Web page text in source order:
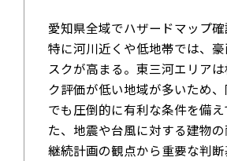
愛知県全域でハザードマップ確
特に河川近くや低地帯では、
スクが高まる。東三河エリア
ク評価が低い地域が多いため
でも圧倒的に有利な条件を備
た、地震や台風に対する建物
継続計画の観点から重要な判断